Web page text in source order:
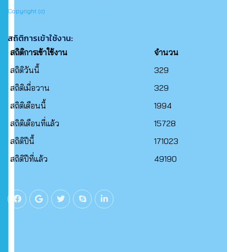
Copyright (c)
สถิติการเข้าใช้งาน:
สถิติการเข้าใช้งาน
จำนวน
สถิติวันนี้
329
สถิติเมื่อวาน
329
สถิติเดือนนี้
1994
สถิติเดือนที่แล้ว
15728
สถิติปีนี้
171023
สถิติปีที่แล้ว
49190